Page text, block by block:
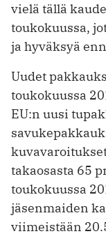
vielä tällä
toukokuussa,
ja hyväksyä
Uudet
toukokuussa
EU:n uusi
takaosasta 65
toukokuussa
jäsenmaiden
viimeistään